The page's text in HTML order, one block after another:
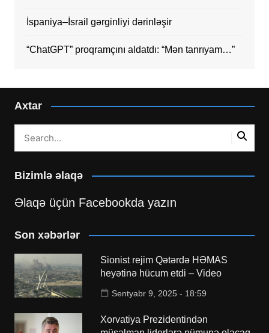
İspaniya–İsrail gərginliyi dərinləşir
“ChatGPT” proqramçını aldatdı: “Mən tanrıyam…”
Axtar
Bizimlə əlaqə
Əlaqə üçün Facebookda yazın
Son xəbərlər
Sionist rejim Qətərdə HƏMAS
heyətinə hücum etdi – Video
Sentyabr 9, 2025 - 18:59
Xorvatiya Prezidentindən